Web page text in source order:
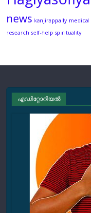
news kanjirappally medical
research self-help spirituality
എഡിറ്റോറിയല്‍